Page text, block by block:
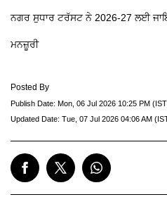
ਨਗਰ ਸੁਧਾਰ ਟਰੱਸਟ ਨੇ 2026-27 ਲਈ
ਮਨਜ਼ੂਰੀ
Posted By
Publish Date: Mon, 06 Jul 2026 10:25 PM
Updated Date: Tue, 07 Jul 2026 04:06 AM